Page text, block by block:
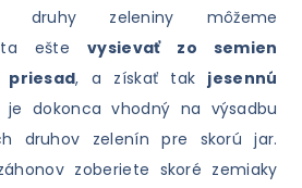
druhy zeleniny môžeme
ešte vysievať zo semien
, a získať tak jesennú
dokonca vhodný na výsadbu
druhov zelenín pre skorú jar.
zoberiete skoré zemiaky